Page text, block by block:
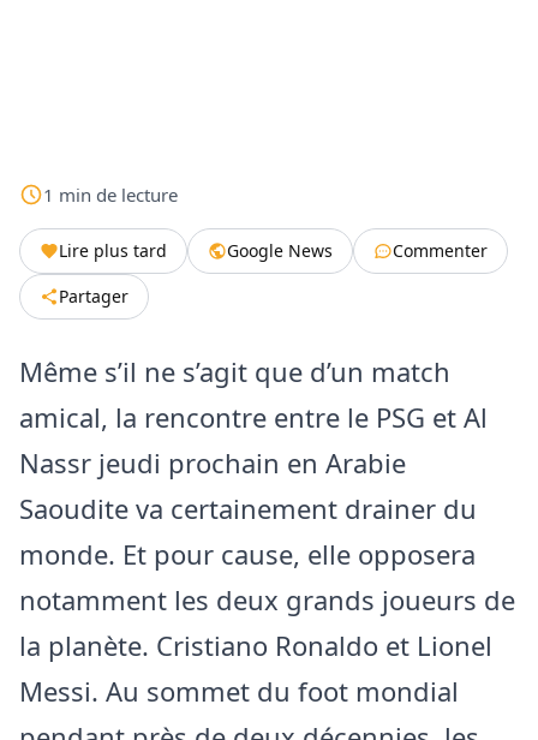
1 min de lecture
Lire plus tard Google News
Commenter
Partager
Même s’il ne s’agit que d’un match
amical, la rencontre entre le PSG et Al
Nassr jeudi prochain en Arabie
Saoudite va certainement drainer du
monde. Et pour cause, elle opposera
notamment les deux grands joueurs de
la planète. Cristiano Ronaldo et Lionel
Messi. Au sommet du foot mondial